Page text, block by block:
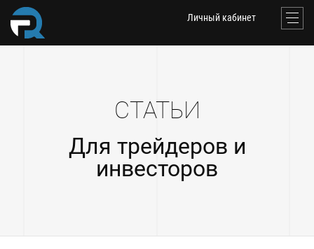
Личный кабинет
СТАТЬИ
Для трейдеров и
инвесторов